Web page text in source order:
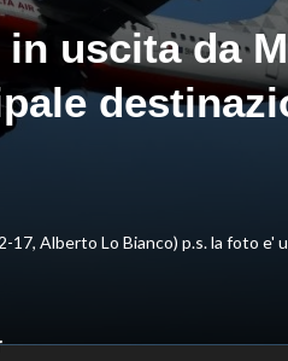
uscita da
17, Alberto Lo Bianco) p.s. la foto e'